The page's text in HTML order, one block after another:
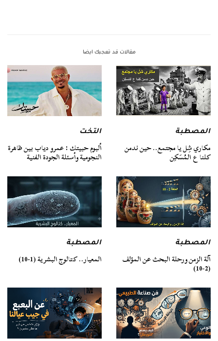
مقالات قد تعجبك ايضا
المصطبة
مكاري شِل يا مجتمع.. حين ندمن
كلنا ع المُسَكِن
التخت
ألبوم حبيتك : عمرو دياب بين ظاهرة
النجومية وأسئلة الجودة الفنية
المصطبة
آلة الزمن ورحلة البحث عن المؤلف
(2-10)
المصطبة
المعيار.. كتالوج البشرية (1-10)